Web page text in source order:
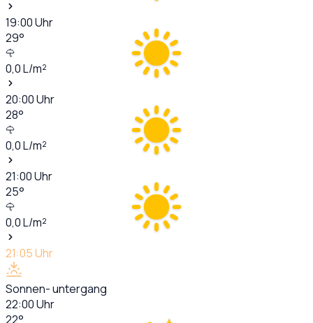
19:00Uhr
29°
0,0L/m²
20:00Uhr
28°
0,0L/m²
21:00Uhr
25°
0,0L/m²
21:05Uhr
Sonnen- untergang
22:00Uhr
22°